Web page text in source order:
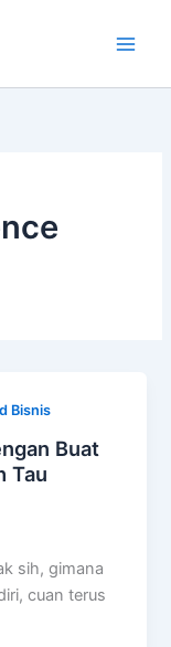
Bisnis
Buat
Tau
sih, gimana
cuan terus